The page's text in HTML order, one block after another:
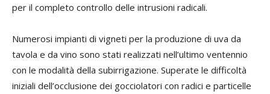
per il completo controllo delle intrusioni radicali.
Numerosi impianti di vigneti per la produzione di uva da
tavola e da vino sono stati realizzati nell’ultimo ventennio
con le modalità della subirrigazione. Superate le difficoltà
iniziali dell’occlusione dei gocciolatori con radici e particelle